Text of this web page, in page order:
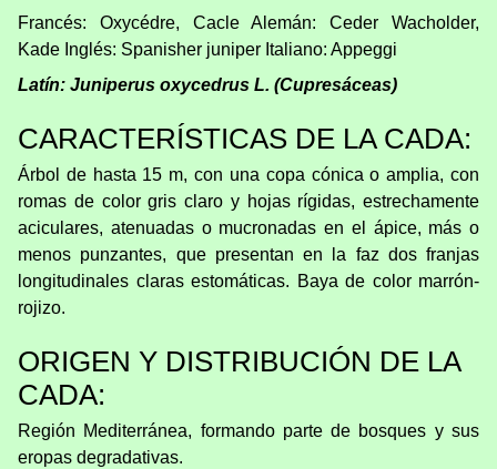
Francés: Oxycédre, Cacle Alemán: Ceder Wacholder,
Kade Inglés: Spanisher juniper Italiano: Appeggi
Latín: Juniperus oxycedrus L. (Cupresáceas)
CARACTERÍSTICAS DE LA CADA:
Árbol de hasta 15 m, con una copa cónica o amplia, con
romas de color gris claro y hojas rígidas, estrechamente
aciculares, atenuadas o mucronadas en el ápice, más o
menos punzantes, que presentan en la faz dos franjas
longitudinales claras estomáticas. Baya de color marrón-
rojizo.
ORIGEN Y DISTRIBUCIÓN DE LA
CADA:
Región Mediterránea, formando parte de bosques y sus
eropas degradativas.